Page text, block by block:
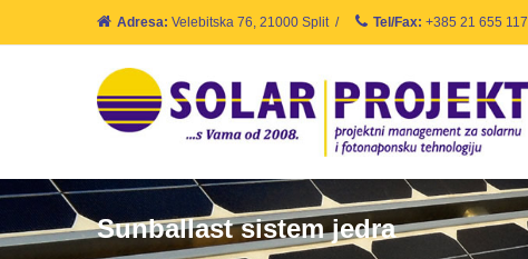
Adresa: Velebitska 76, 21000 Split / Tel/Fax: +385 21 655 117
Sunballast sistem jedra